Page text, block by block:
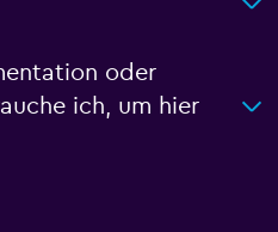
oder
ich, um hier